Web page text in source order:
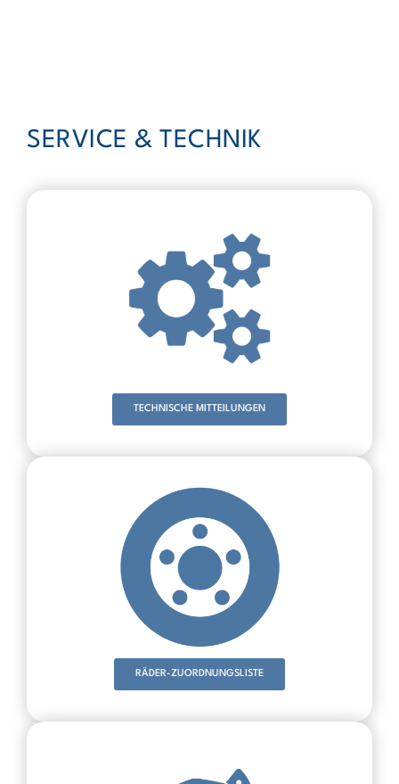
SERVICE & TECHNIK
TECHNISCHE MITTEILUNGEN
RÄDER-ZUORDNUNGSLISTE